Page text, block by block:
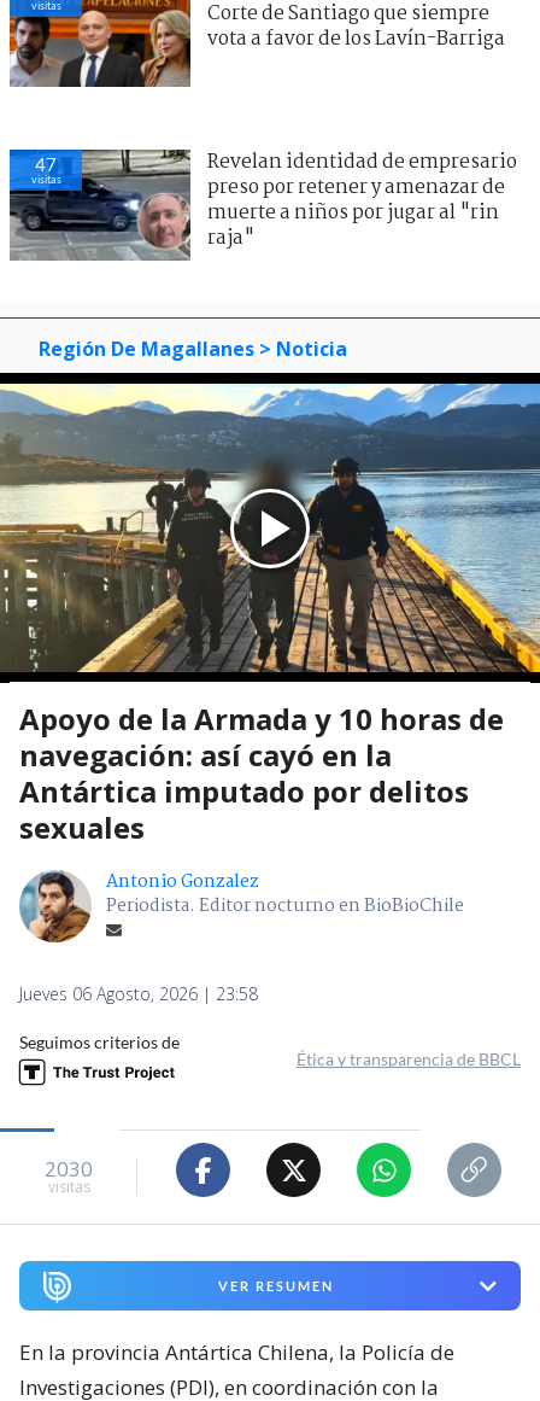
visitas
Corte de Santiago que siempre
vota a favor de los Lavín-Barriga
47
visitas
Revelan identidad de empresario
preso por retener y amenazar de
muerte a niños por jugar al "rin
raja"
Región De Magallanes > Noticia
Apoyo de la Armada y 10 horas de
navegación: así cayó en la
Antártica imputado por delitos
sexuales
Antonio Gonzalez
Periodista. Editor nocturno en BioBioChile
Jueves 06 Agosto, 2026 | 23:58
Seguimos criterios de
Ética y transparencia de BBCL
2030
visitas
VER RESUMEN
En la provincia Antártica Chilena, la Policía de
Investigaciones (PDI), en coordinación con la